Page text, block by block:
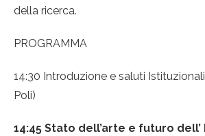
della ricerca.
PROGRAMMA
14:30 Introduzione e saluti
Poli)
14:45 Stato dell’arte e futuro